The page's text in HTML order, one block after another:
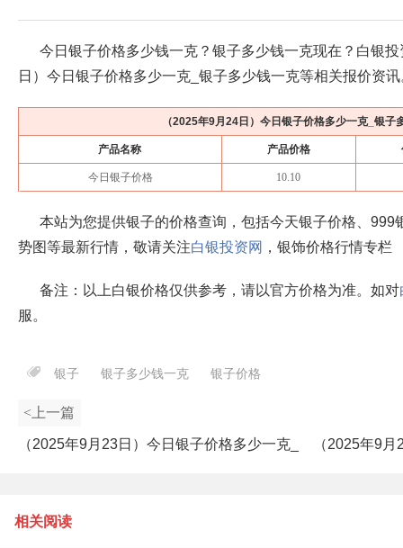
今日银子价格多少钱一克？银子多少钱一克现在？白银
日 ）今日银子价格多少一克_银子多少钱一克等相关报价资讯
（2025年9月24日 ）今日银子价格多少一克_银子
产品名称 产品价格
今日银子价格 10.10
本站为您提供银子的价格查询，包括今天银子价格、999
势图等最新行情，敬请关注白银投资网 ，银饰价格行情专栏
备注：以上白银价格仅供参考，请以官方价格为准。如对
服。
银子 银子多少钱一克 银子价格
<上一篇
（2025年9月23日）今日银子价格多少一克_ （2025年9
相关阅读